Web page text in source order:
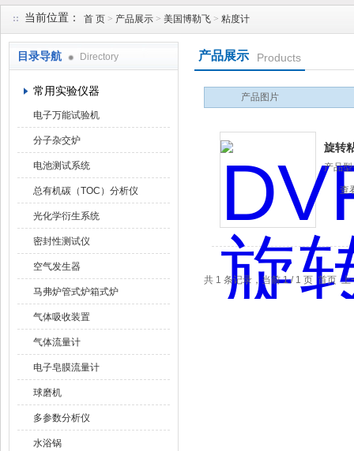
当前位置： 首 页 > 产品展示 > 美国博勒飞 > 粘度计
目录导航 Directory
常用实验仪器
电子万能试验机
分子杂交炉
电池测试系统
总有机碳（TOC）分析仪
光化学衍生系统
密封性测试仪
空气发生器
马弗炉管式炉箱式炉
气体吸收装置
气体流量计
电子皂膜流量计
球磨机
多参数分析仪
水浴锅
产品展示 Products
产品图片
旋转
产品型
查
共 1 条记录，当前 1 / 1 页 首页